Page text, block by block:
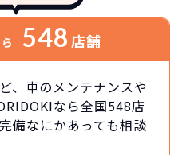
548店舗
、車のメンテナンスや
なら全国548店
備なにかあっても相談